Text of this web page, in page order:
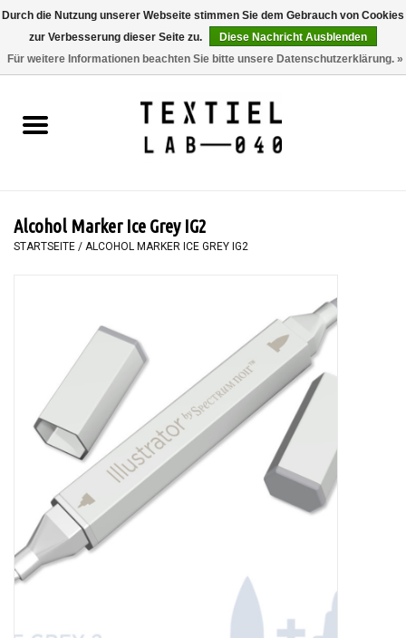
0 Artikel - €0,00
BÜCHER
MALEN
WORKSHOPS
SPECIALS
WERKZEUGE
Alcohol Marker Ice Grey IG2
STARTSEITE / ALCOHOL MARKER ICE GREY IG2
Durch die Nutzung unserer Webseite stimmen Sie dem Gebrauch von Cookies
zur Verbesserung dieser Seite zu.
Diese Nachricht Ausblenden
Für weitere Informationen beachten Sie bitte unsere Datenschutzerklärung. »